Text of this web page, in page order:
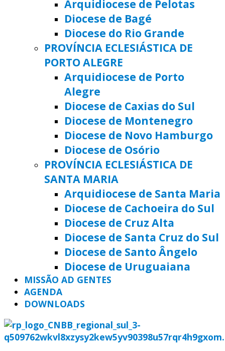
Arquidiocese de Pelotas
Diocese de Bagé
Diocese do Rio Grande
PROVÍNCIA ECLESIÁSTICA DE
PORTO ALEGRE
Arquidiocese de Porto
Alegre
Diocese de Caxias do Sul
Diocese de Montenegro
Diocese de Novo Hamburgo
Diocese de Osório
PROVÍNCIA ECLESIÁSTICA DE
SANTA MARIA
Arquidiocese de Santa Maria
Diocese de Cachoeira do Sul
Diocese de Cruz Alta
Diocese de Santa Cruz do Sul
Diocese de Santo Ângelo
Diocese de Uruguaiana
MISSÃO AD GENTES
AGENDA
DOWNLOADS